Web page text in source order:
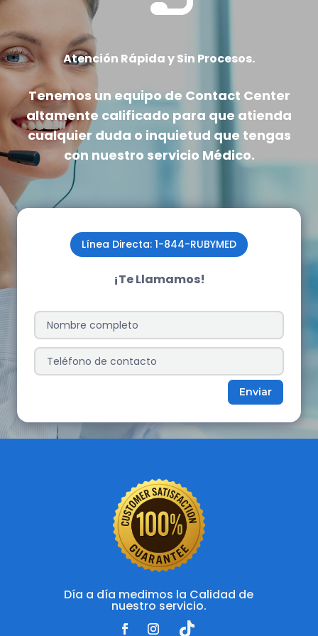
Atención Rápida y Sin Procesos.
Tenemos un equipo de Contact Center
altamente calificado para que atienda
cualquier duda o inquietud que tengas
con nuestro servicio Médico.
Línea Directa: 1-844-RUBYMED
¡Te Llamamos!
Enviar
Día a día medimos la Calidad de
nuestro servicio.